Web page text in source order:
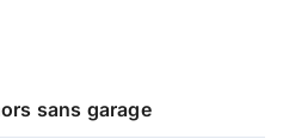
sans garage